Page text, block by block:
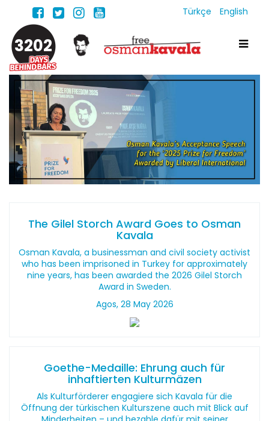
Türkçe English
3202
The Gilel Storch Award Goes to Osman
Kavala
Osman Kavala, a businessman and civil society activist
who has been imprisoned in Turkey for approximately
nine years, has been awarded the 2026 Gilel Storch
Award in Sweden.
Agos, 28 May 2026
Goethe-Medaille: Ehrung auch für
inhaftierten Kulturmäzen
Als Kulturförderer engagiere sich Kavala für die
Öffnung der türkischen Kulturszene auch mit Blick auf